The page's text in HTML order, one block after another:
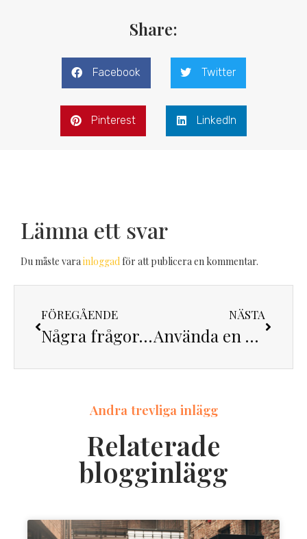
Share:
Facebook Twitter
Pinterest LinkedIn
Lämna ett svar
Du måste vara inloggad för att publicera en kommentar.
FÖREGÅENDE
Några frågor att titta på innan köp av en skorstensfri kamin
NÄSTA
Använda en etanolspis i lägenhet
Andra trevliga inlägg
Relaterade
blogginlägg